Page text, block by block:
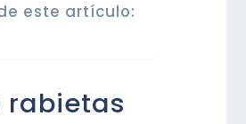
este artículo:
rabietas